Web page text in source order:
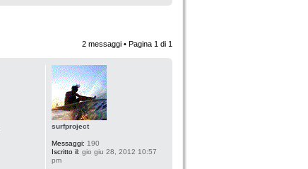
2 messaggi • Pagina 1 di 1
surfproject
Messaggi: 190
Iscritto il: gio giu 28, 2012 10:57
pm